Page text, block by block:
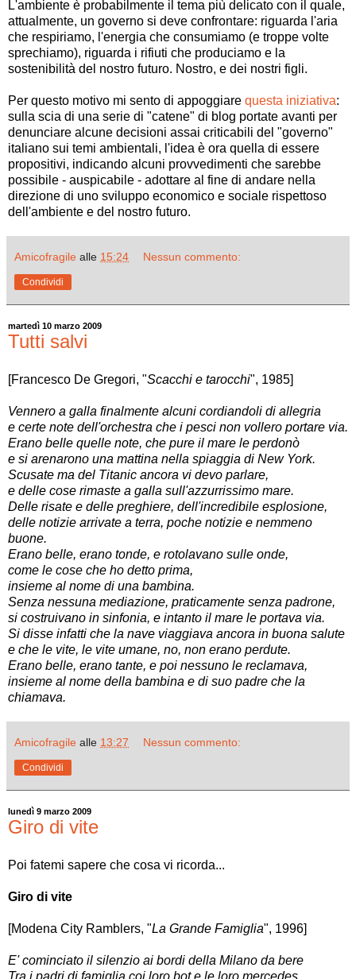
L'ambiente è probabilmente il tema più delicato con il quale,
attualmente, un governo si deve confrontare: riguarda l'aria
che respiriamo, l'energia che consumiamo (e troppe volte
sprechiamo), riguarda i rifiuti che produciamo e la
sostenibilità del nostro futuro. Nostro, e dei nostri figli.
Per questo motivo mi sento di appoggiare questa iniziativa:
sulla scia di una serie di "catene" di blog portate avanti per
denunciare alcune decisioni assai criticabili del "governo"
italiano sui temi ambientali, l'idea è ora quella di essere
propositivi, indicando alcuni provvedimenti che sarebbe
possibile - auspicabile - adottare al fine di andare nella
direzione di uno sviluppo economico e sociale rispettoso
dell'ambiente e del nostro futuro.
Amicofragile alle 15:24 Nessun commento:
Condividi
martedì 10 marzo 2009
Tutti salvi
[Francesco De Gregori, "Scacchi e tarocchi", 1985]
Vennero a galla finalmente alcuni cordiandoli di allegria
e certe note dell'orchestra che i pesci non vollero portare via.
Erano belle quelle note, che pure il mare le perdonò
e si arenarono una mattina nella spiaggia di New York.
Scusate ma del Titanic ancora vi devo parlare,
e delle cose rimaste a galla sull'azzurrissimo mare.
Delle risate e delle preghiere, dell'incredibile esplosione,
delle notizie arrivate a terra, poche notizie e nemmeno
buone.
Erano belle, erano tonde, e rotolavano sulle onde,
come le cose che ho detto prima,
insieme al nome di una bambina.
Senza nessuna mediazione, praticamente senza padrone,
si costruivano in sinfonia, e intanto il mare le portava via.
Si disse infatti che la nave viaggiava ancora in buona salute
e che le vite, le vite umane, no, non erano perdute.
Erano belle, erano tante, e poi nessuno le reclamava,
insieme al nome della bambina e di suo padre che la
chiamava.
Amicofragile alle 13:27 Nessun commento:
Condividi
lunedì 9 marzo 2009
Giro di vite
Poi fatemi sapere che cosa vi ricorda...
Giro di vite
[Modena City Ramblers, "La Grande Famiglia", 1996]
E' cominciato il silenzio ai bordi della Milano da bere
Tra i padri di famiglia coi loro bot e le loro mercedes